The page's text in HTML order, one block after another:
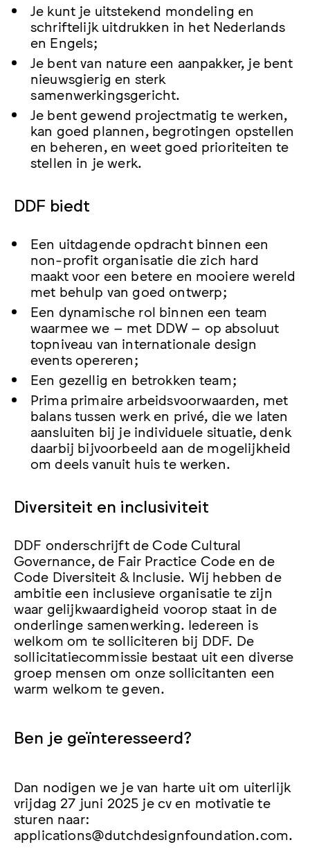
Je kunt je uitstekend mondeling en
schriftelijk uitdrukken in het Nederlands
en Engels;
Je bent van nature een aanpakker, je bent
nieuwsgierig en sterk
samenwerkingsgericht.
Je bent gewend projectmatig te werken,
kan goed plannen, begrotingen opstellen
en beheren, en weet goed prioriteiten te
stellen in je werk.
DDF biedt
Een uitdagende opdracht binnen een
non-profit organisatie die zich hard
maakt voor een betere en mooiere wereld
met behulp van goed ontwerp;
Een dynamische rol binnen een team
waarmee we – met DDW – op absoluut
topniveau van internationale design
events opereren;
Een gezellig en betrokken team;
Prima primaire arbeidsvoorwaarden, met
balans tussen werk en privé, die we laten
aansluiten bij je individuele situatie, denk
daarbij bijvoorbeeld aan de mogelijkheid
om deels vanuit huis te werken.
Diversiteit en inclusiviteit
DDF onderschrijft de Code Cultural
Governance, de Fair Practice Code en de
Code Diversiteit & Inclusie. Wij hebben de
ambitie een inclusieve organisatie te zijn
waar gelijkwaardigheid voorop staat in de
onderlinge samenwerking. Iedereen is
welkom om te solliciteren bij DDF. De
sollicitatiecommissie bestaat uit een diverse
groep mensen om onze sollicitanten een
warm welkom te geven.
Ben je geïnteresseerd?
Dan nodigen we je van harte uit om uiterlijk
vrijdag 27 juni 2025 je cv en motivatie te
sturen naar:
applications@dutchdesignfoundation.com.